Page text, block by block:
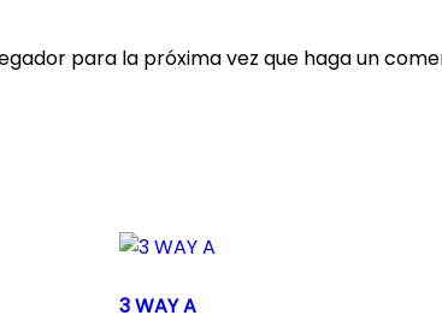
para la próxima vez que haga un
3 WAY A